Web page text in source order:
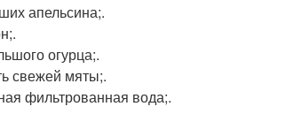
апельсина;.
огурца;.
свежей мяты;.
фильтрованная вода;.